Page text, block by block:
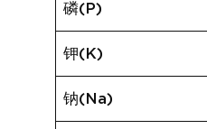
磷(P)
钾(K)
钠(Na)